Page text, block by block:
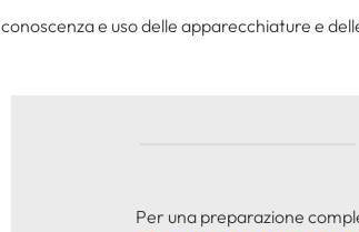
conoscenza e uso delle apparecchiature e
Per una preparazione